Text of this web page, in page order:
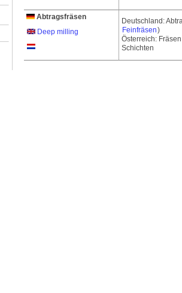
Abtragsfräsen
Deep milling
Deutschland:
Feinfräsen)
Österreich:
Schichten